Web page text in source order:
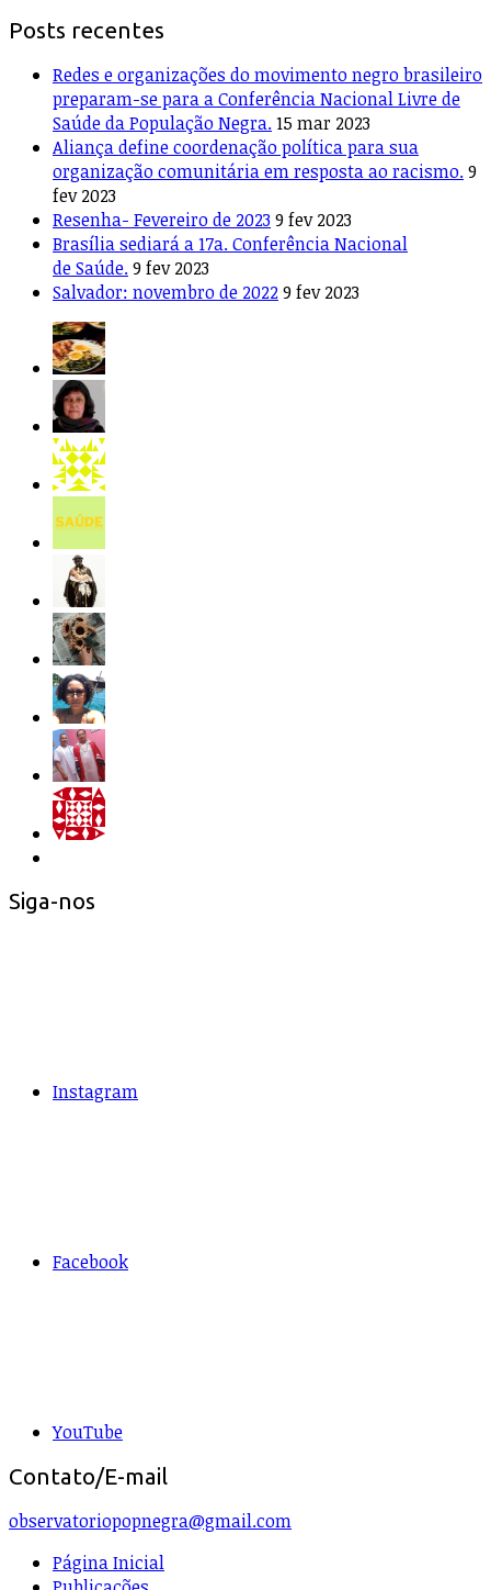
Posts recentes
Redes e organizações do movimento negro brasileiro
preparam-se para a Conferência Nacional Livre de
Saúde da População Negra.15 mar 2023
Aliança define coordenação política para sua
organização comunitária em resposta ao racismo.9
fev 2023
Resenha- Fevereiro de 2023 9 fev 2023
Brasília sediará a 17a. Conferência Nacional
de Saúde.9 fev 2023
Salvador: novembro de 20229 fev 2023
Siga-nos
Instagram
Facebook
YouTube
Contato/E-mail
observatoriopopnegra@gmail.com
Página Inicial